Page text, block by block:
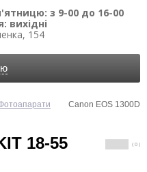
з 9-00 до 16-00
вихідні
154
Canon EOS 1300D
18-55
( 0 )